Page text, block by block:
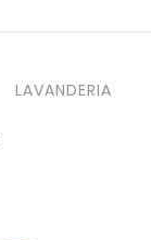
LAVANDERIA